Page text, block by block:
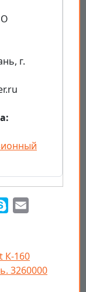
г.
Skype
К-160
3260000